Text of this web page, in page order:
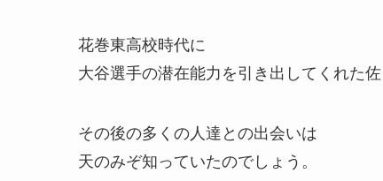
花巻東高校時代に
大谷選手の潜在能力を引き出してくれた佐
その後の多くの人達との出会いは
天のみぞ知っていたのでしょう。